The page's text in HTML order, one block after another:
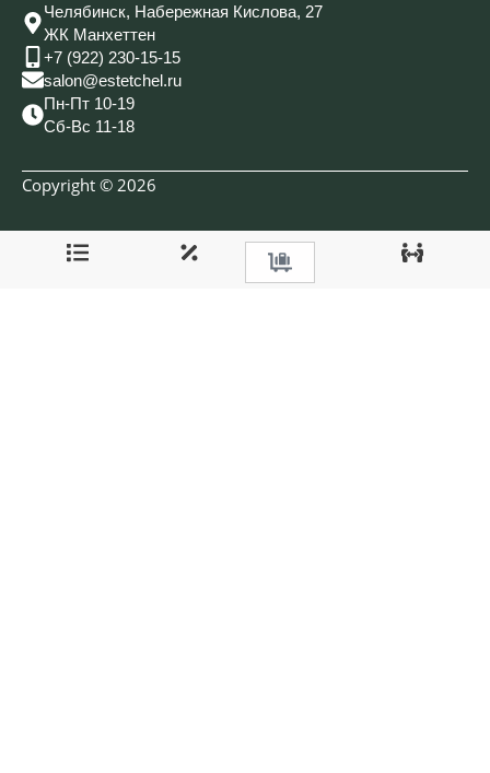
Челябинск, Набережная Кислова, 27
ЖК Манхеттен
+7 (922) 230-15-15
salon@estetchel.ru
Пн-Пт 10-19
Сб-Вс 11-18
Copyright © 2026